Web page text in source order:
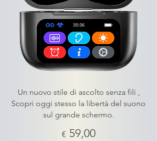
Un nuovo stile di ascolto senza fili ,
Scopri oggi stesso la libertà del suono
sul grande schermo.
€ 59,00